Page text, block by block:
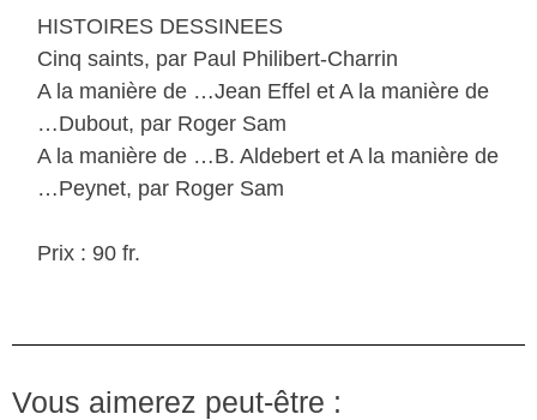
HISTOIRES DESSINEES
Cinq saints, par Paul Philibert-Charrin
A la manière de …Jean Effel et A la manière de
…Dubout, par Roger Sam
A la manière de …B. Aldebert et A la manière de
…Peynet, par Roger Sam
Prix : 90 fr.
Vous aimerez peut-être :